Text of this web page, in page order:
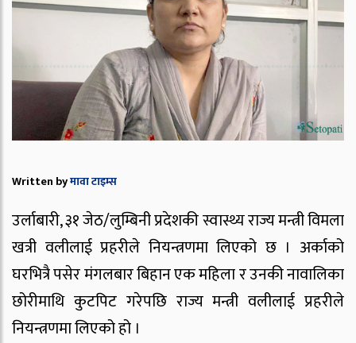
Written byमावा टाइम्स
उर्लाबारी, ३१ जेठ/लुम्बिनी प्रदेशकी स्वास्थ्य राज्य मन्त्री विमला
खत्री वलीलाई प्रहरीले नियन्त्रणमा लिएको छ । अर्काको
घरभित्रै पसेर मंगलबार बिहान एक महिला र उनकी नावालिका
छोरीमाथि कुटपिट गरेपछि राज्य मन्त्री वलीलाई प्रहरीले
नियन्त्रणमा लिएको हो ।